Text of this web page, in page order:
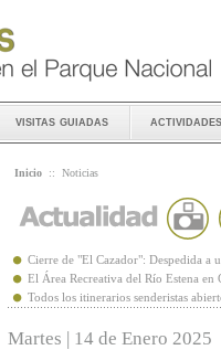
visitas guiadas actividades
Inicio :: Noticias
Cierre de "El Cazador": Despedida a
El Área Recreativa del Río Estena
Todos los itinerarios senderistas
Martes | 14 de Enero 2025